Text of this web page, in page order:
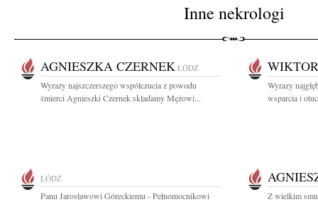
Inne nekrologi
AGNIESZKA CZERNEK ŁÓDŹ
Wyrazy najszczerszego współczucia z powodu
śmierci Agnieszki Czernek składamy Mężowi...
Wyrazy
wsparcia i
ŁÓDŹ
Panu Jarosławowi Góreckiemu - Pełnomocnikowi
Z wielkim